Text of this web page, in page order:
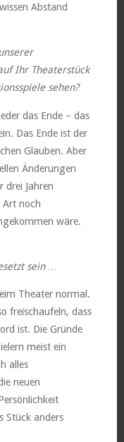
Abstand
Ihr Theaterstück
sehen?
das Ende – das
Das Ende ist der
Glauben. Aber
Änderungen
drei Jahren
Art noch
wäre.
sein …
Theater normal.
freischaufeln, dass
ist. Die Gründe
meist ein
alles
neuen
Stück anders